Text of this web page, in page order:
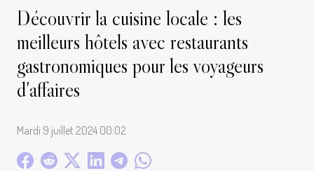
Découvrir la cuisine locale : les
meilleurs hôtels avec restaurants
gastronomiques pour les voyageurs
d'affaires
Mardi 9 juillet 2024 00:02